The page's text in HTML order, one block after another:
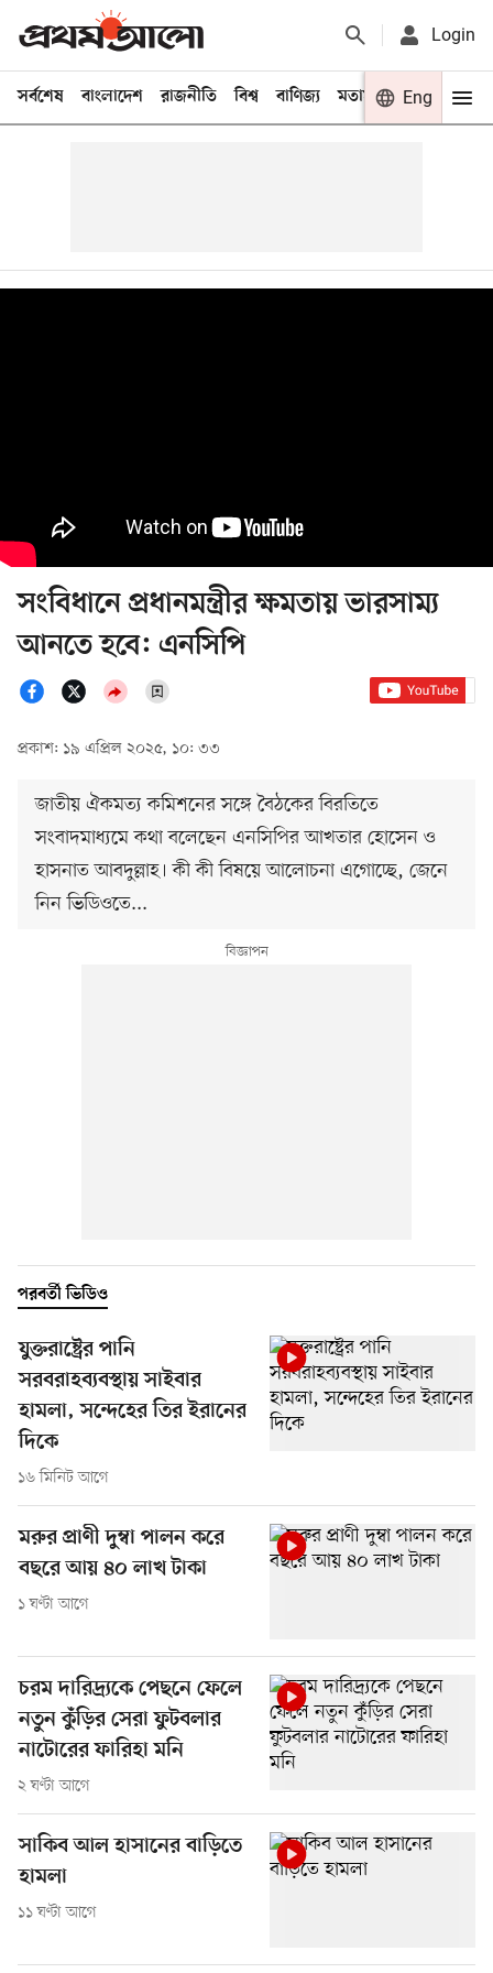
Login
সর্বশেষ বাংলাদেশ রাজনীতি বিশ্ব বাণিজ্য মতামত খেলা
Eng
সংবিধানে প্রধানমন্ত্রীর ক্ষমতায় ভারসাম্য
আনতে হবে: এনসিপি
প্রকাশ: ১৯ এপ্রিল ২০২৫, ১০: ৩৩
জাতীয় ঐকমত্য কমিশনের সঙ্গে বৈঠকের বিরতিতে
সংবাদমাধ্যমে কথা বলেছেন এনসিপির আখতার হোসেন ও
হাসনাত আবদুল্লাহ। কী কী বিষয়ে আলোচনা এগোচ্ছে, জেনে
নিন ভিডিওতে...
পরবর্তী ভিডিও
যুক্তরাষ্ট্রের পানি
সরবরাহব্যবস্থায় সাইবার
হামলা, সন্দেহের তির ইরানের
দিকে
১৬ মিনিট আগে
মরুর প্রাণী দুম্বা পালন করে
বছরে আয় ৪০ লাখ টাকা
১ ঘণ্টা আগে
চরম দারিদ্র্যকে পেছনে ফেলে
নতুন কুঁড়ির সেরা ফুটবলার
নাটোরের ফারিহা মনি
২ ঘণ্টা আগে
সাকিব আল হাসানের বাড়িতে
হামলা
১১ ঘণ্টা আগে